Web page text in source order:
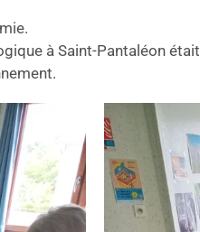
à Saint-Pantaléon